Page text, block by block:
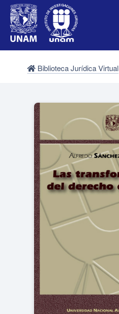
Biblioteca Jurídica Virtual